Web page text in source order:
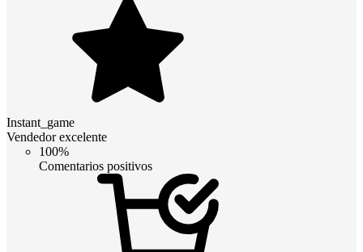
Instant_game
Vendedor excelente
100%
Comentarios positivos